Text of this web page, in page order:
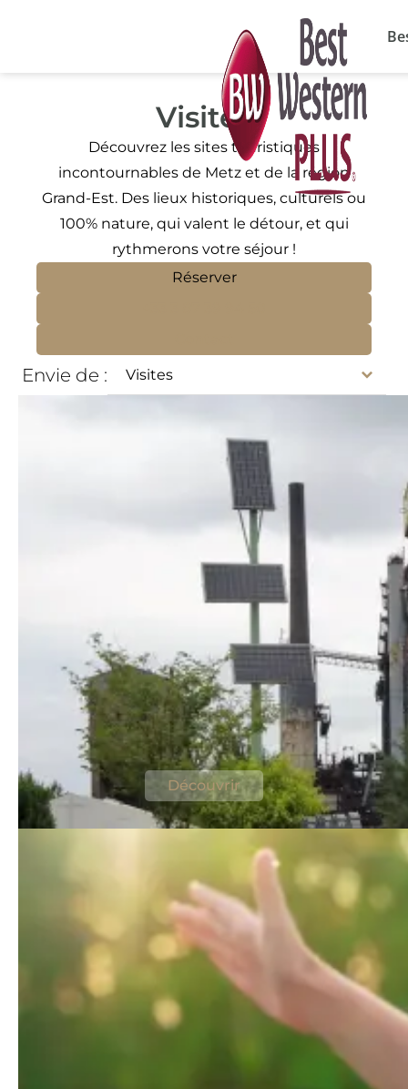
La piscine est
Visites
Découvrez les sites touristiques
incontournables de Metz et de la région
Grand-Est. Des lieux historiques, culturels ou
100% nature, qui valent le détour, et qui
rythmerons votre séjour !
Réserver
Envie de :
Découvrez le Parc du Haut-
Fourneau d'Uckange
Un emblème du patrimoine industriel
lorrain
Découvrir